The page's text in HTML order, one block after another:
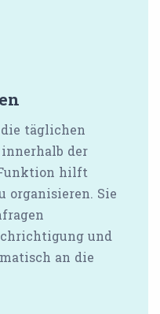
täglichen
der
hilft
organisieren. Sie
und
an die